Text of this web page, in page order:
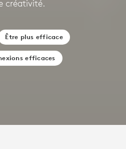
créativité.
Être plus efficace
efficaces